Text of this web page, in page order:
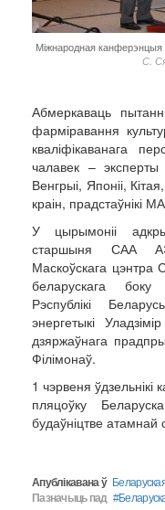
Міжнародная
С.
Абмеркаваць
фарміравання
кваліфікаванага
чалавек – эксперты
Венгрыі, Японіі,
краін, прадстаўнікі
У цырымоніі
старшыня САА
Маскоўскага
беларускага
Рэспублікі
энергетыкі
дзяржаўнага
Філімонаў.
1 чэрвеня
пляцоўку
будаўніцтве атамнай
Апублікавана ў
Пазначыць пад